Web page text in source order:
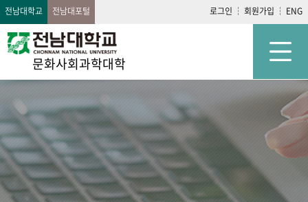
전남대학교 전남대포털 로그인 회원가입 ENG
문화사회과학대학